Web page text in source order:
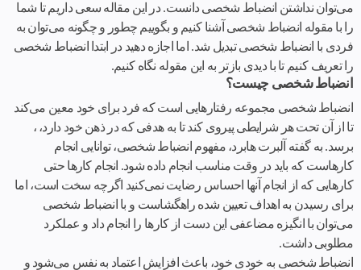
می‌توان نداشتن انضباط شخصی دانست. در این مقاله سعی داریم تا شما
را با مقوله انضباط شخصی آشنا کنیم و بگوییم چطور و چگونه می‌توان به
فردی با انضباط شخصی تبدیل شد. اما اجازه دهید در ابتدا انضباط شخصی
را تعریف کنیم تا با دیدی بازتر به این مقوله نگاه کنیم.
انضباط شخصی چیست؟
انضباط شخصی مجموعه رفتارهایی است که فرد برای خود معین می‌کند
تا از آن تحت هر شرایطی پیروی کند تا به هدفی که در ذهن خود دارد، ،
برسد. به گفته آلبرت هابرد، مفهوم انضباط شخصی، توانایی انجام
کارهاست که باید در وقت مناسب انجام داده شود. انجام کارها حتی
کارهایی که از انجام آنها احساس رضایت نمی‌کنید اگرچه سخت است، اما
برای رسیدن به اهداف تعیین شده راهگشاست و با انضباط شخصی
می‌توان با انگیزه مضاعفی این دست از کارها را انجام داد و عملکرد
مطلوبی داشت.
انضباط شخصی به خودی خود، باعث افزایش اعتماد به نفس می‌شود و